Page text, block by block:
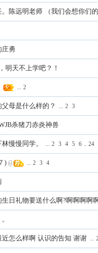
陈远明老师 （我们会想你们的
庄勇
明天不上学吧？！
... 2
母是什么样的？ ... 2 3
杀猪刀赤炎神兽
慢慢同学。 ... 2 3 4 5 6 .. 24
) ... 2 3 4
日礼物要送什么啊?啊啊啊啊啊
近怎么样啊 认识的告知 谢谢 ...